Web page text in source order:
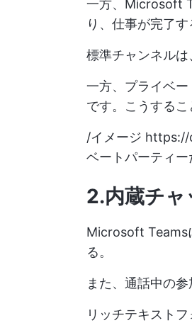
一方、Microsoft
り、仕事が完了す
標準チャンネルは
一方、プライベ
です。こうする
/イメージ https://
ベートパーティ
2.内蔵チャ
Microsoft Teams
る。
また、通話中の
リッチテキスト